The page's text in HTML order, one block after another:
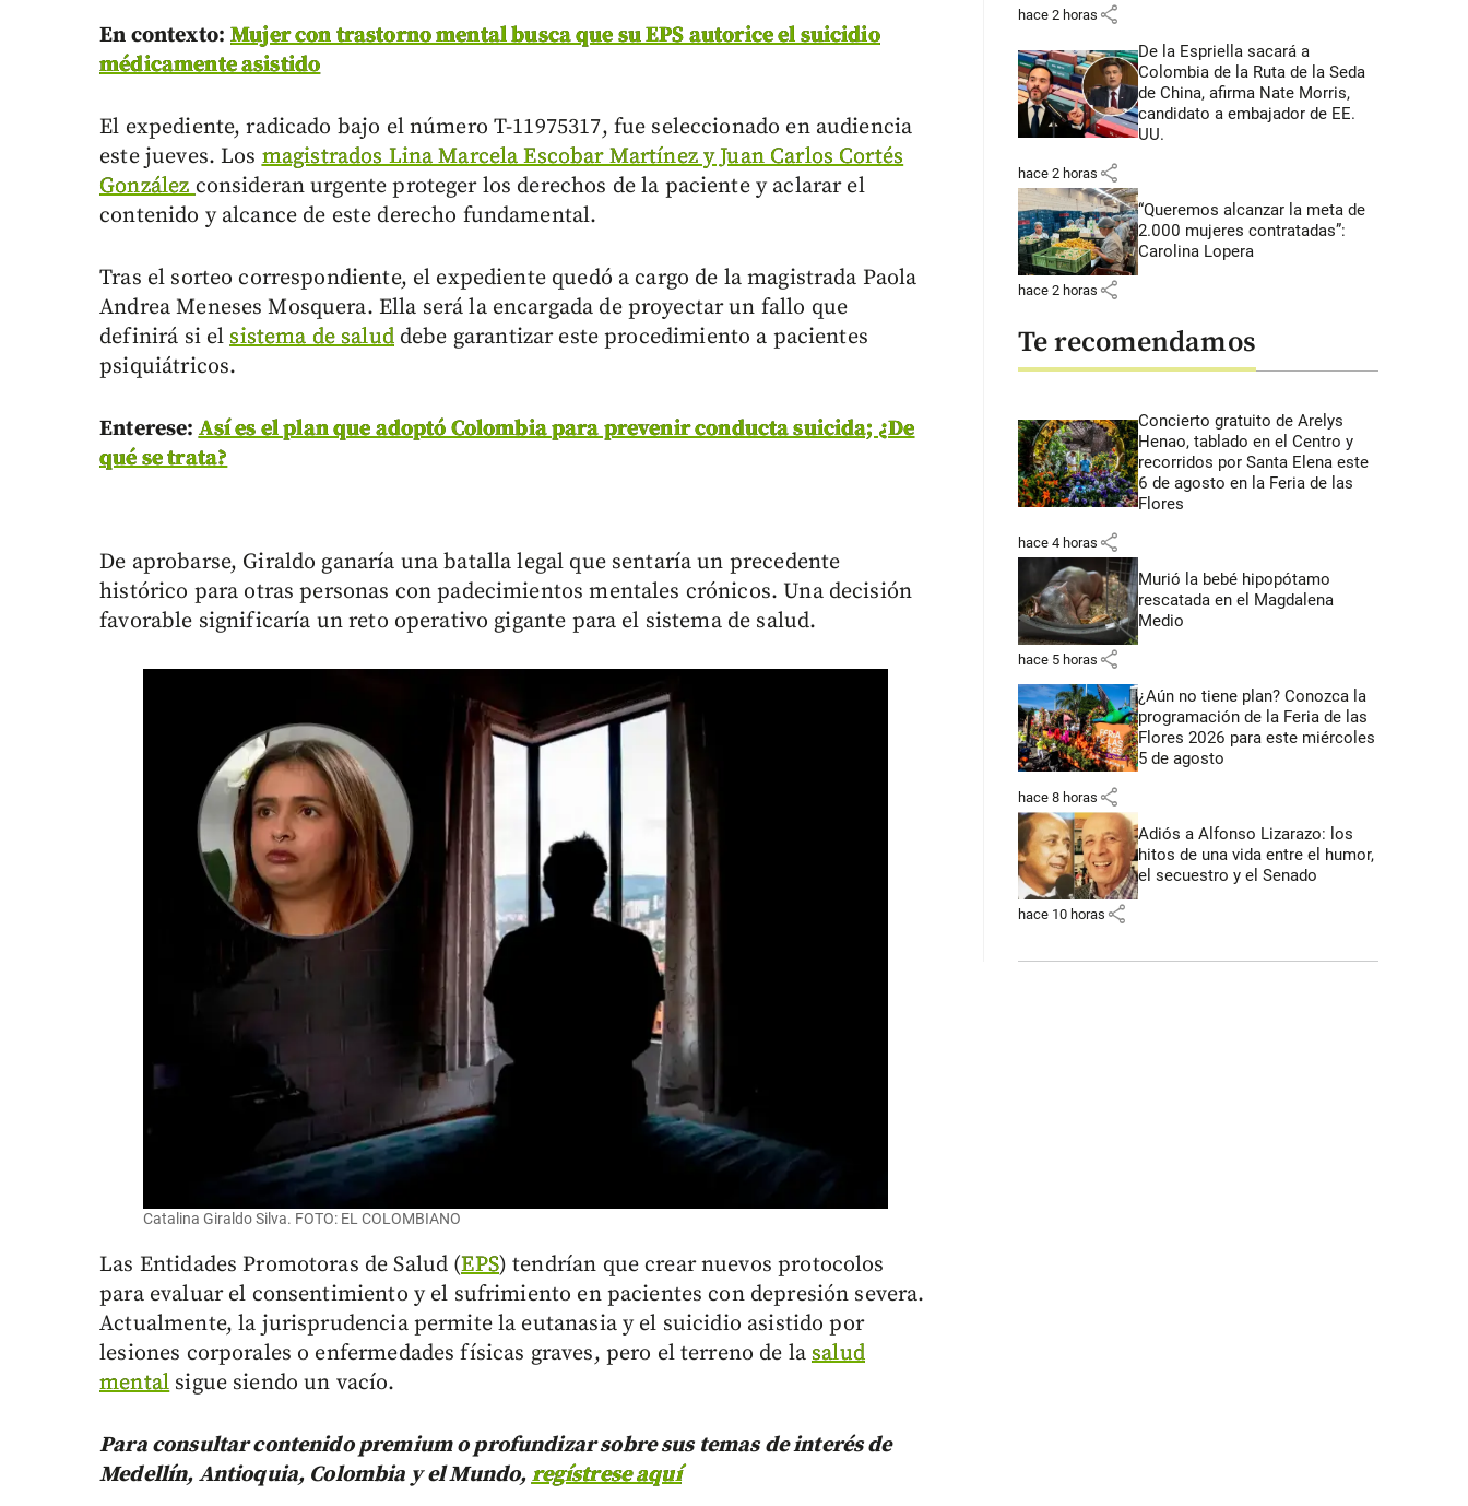
En contexto: Mujer con trastorno mental busca que su EPS autorice el suicidio
médicamente asistido
El expediente, radicado bajo el número T-11975317, fue seleccionado en audiencia
este jueves. Losmagistrados Lina Marcela Escobar Martínez y Juan Carlos Cortés
Gonzálezconsideran urgente proteger los derechos de la paciente y aclarar el
contenido y alcance de este derecho fundamental.
Tras el sorteo correspondiente, el expediente quedó a cargo de la magistrada Paola
Andrea Meneses Mosquera. Ella será la encargada de proyectar un fallo que
definirá si elsistema de saluddebe garantizar este procedimiento a pacientes
psiquiátricos.
Enterese:Así es el plan que adoptó Colombia para prevenir conducta suicida; ¿De
qué se trata?
De aprobarse, Giraldo ganaría una batalla legal que sentaría un precedente
histórico para otras personas con padecimientos mentales crónicos. Una decisión
favorable significaría un reto operativo gigante para el sistema de salud.
Catalina Giraldo Silva. FOTO: EL COLOMBIANO
Las Entidades Promotoras de Salud (EPS) tendrían que crear nuevos protocolos
para evaluar el consentimiento y el sufrimiento en pacientes con depresión severa.
Actualmente, la jurisprudencia permite la eutanasia y el suicidio asistido por
lesiones corporales o enfermedades físicas graves, pero el terreno de la salud
mental sigue siendo un vacío.
Para consultar contenido premium o profundizar sobre sus temas de interés de
Medellín, Antioquia, Colombia y el Mundo, regístrese aquí
hace 2 horas share
De la Espriella sacará a
Colombia de la Ruta de la Seda
de China, afirma Nate Morris,
candidato a embajador de EE.
UU.
hace 2 horas share
“Queremos alcanzar la meta de
2.000 mujeres contratadas”:
Carolina Lopera
hace 2 horas share
Te recomendamos
Concierto gratuito de Arelys
Henao, tablado en el Centro y
recorridos por Santa Elena este
6 de agosto en la Feria de las
Flores
hace 4 horas share
Murió la bebé hipopótamo
rescatada en el Magdalena
Medio
hace 5 horas share
¿Aún no tiene plan? Conozca la
programación de la Feria de las
Flores 2026 para este miércoles
5 de agosto
hace 8 horas share
Adiós a Alfonso Lizarazo: los
hitos de una vida entre el humor,
el secuestro y el Senado
hace 10 horas share